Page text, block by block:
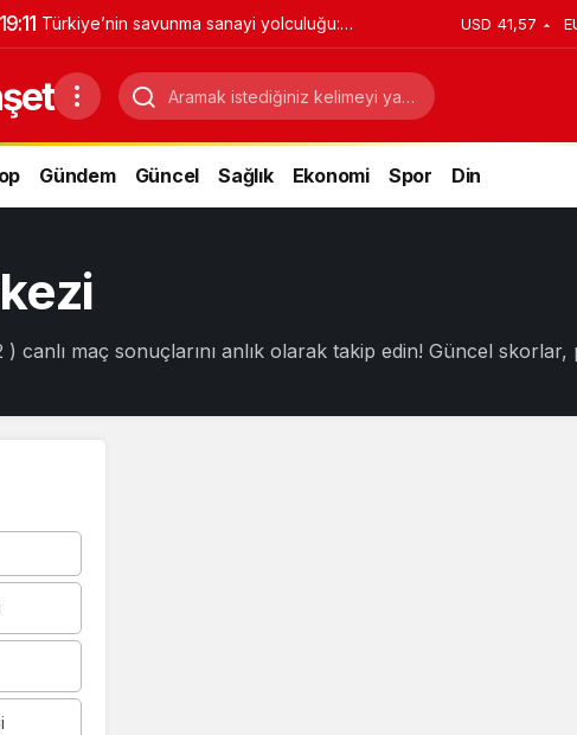
19:11 Türkiye’nin savunma sanayi yolculuğu:
Yıldırımhan’a uzanan stratejik dönüşüm
USD 41,57
Gündem Güncel Sağlık Ekonomi Spor Din
canlı maç sonuçlarını anlık olarak takip edin! Güncel